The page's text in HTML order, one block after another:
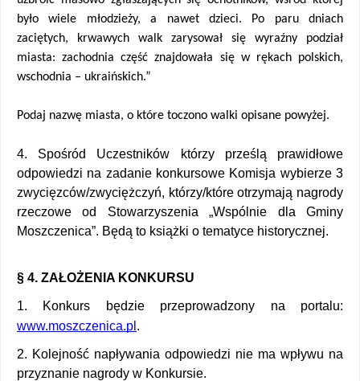
było wiele młodzieży, a nawet dzieci. Po paru dniach
zaciętych, krwawych walk zarysował się wyraźny podział
miasta: zachodnia część znajdowała się w rękach polskich,
wschodnia – ukraińskich.”
Podaj nazwę miasta, o które toczono walki opisane powyżej.
4. Spośród Uczestników którzy prześlą prawidłowe
odpowiedzi na zadanie konkursowe Komisja wybierze 3
zwycięzców/zwyciężczyń, którzy/które otrzymają nagrody
rzeczowe od Stowarzyszenia „Wspólnie dla Gminy
Moszczenica”. Będą to książki o tematyce historycznej.
§ 4. ZAŁOŻENIA KONKURSU
www.moszczenica.pl .
2. Kolejność napływania odpowiedzi nie ma wpływu na
przyznanie nagrody w Konkursie.